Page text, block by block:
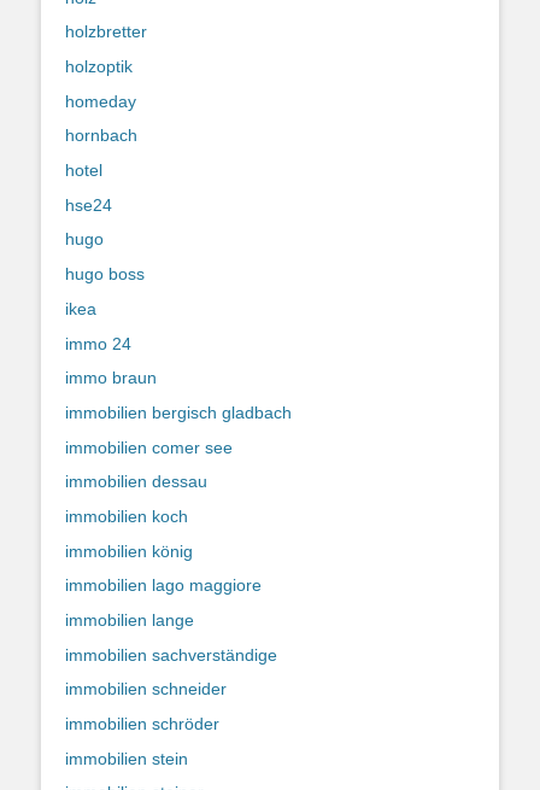
holzbretter
holzoptik
homeday
hornbach
hotel
hse24
hugo
hugo boss
ikea
immo 24
immo braun
immobilien bergisch gladbach
immobilien comer see
immobilien dessau
immobilien koch
immobilien könig
immobilien lago maggiore
immobilien lange
immobilien sachverständige
immobilien schneider
immobilien schröder
immobilien stein